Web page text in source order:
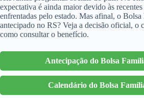
expectativa é ainda maior devido às
enfrentadas pelo estado. Mas afinal, o
antecipado no RS? Veja a decisão oficial, o
como consultar o benefício.
Antecipação do Bolsa
Calendário do Bolsa